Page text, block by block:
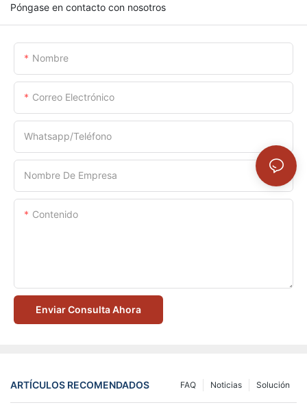
Póngase en contacto con nosotros
Nombre
Correo Electrónico
Whatsapp/Teléfono
Nombre De Empresa
Contenido
Enviar Consulta Ahora
ARTÍCULOS RECOMENDADOS Solución
Noticias
FAQ